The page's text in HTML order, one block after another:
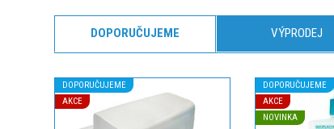
DOPORUČUJEME VÝPRODEJ
DOPORUČUJEME
AKCE
DOPORUČUJEME
AKCE
NOVINKA